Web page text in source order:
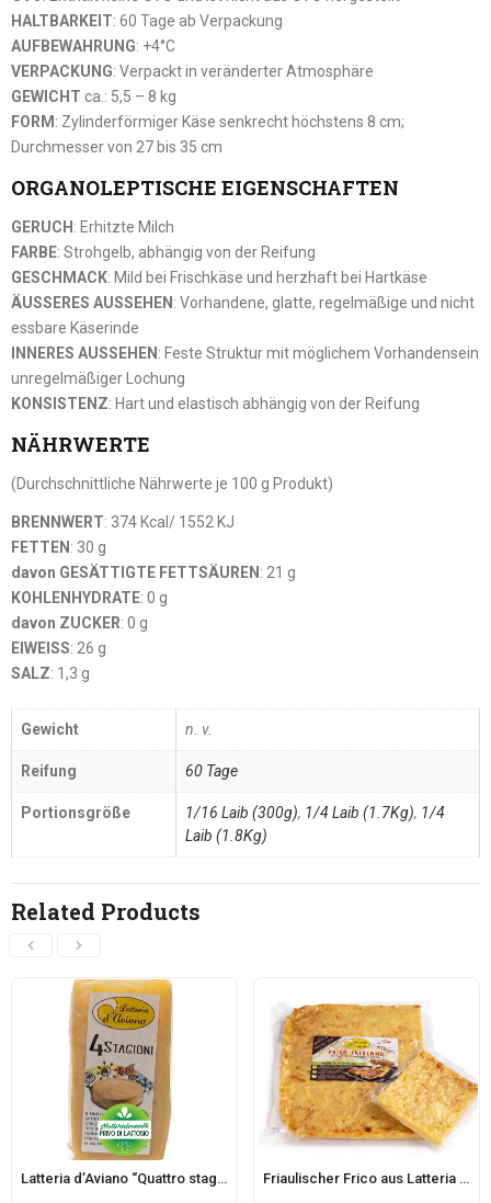
HALTBARKEIT: 60 Tage ab Verpackung
AUFBEWAHRUNG: +4°C
VERPACKUNG: Verpackt in veränderter Atmosphäre
GEWICHT ca.: 5,5 – 8 kg
FORM : Zylinderförmiger Käse senkrecht höchstens 8 cm;
Durchmesser von 27 bis 35 cm
ORGANOLEPTISCHE EIGENSCHAFTEN
GERUCH : Erhitzte Milch
FARBE: Strohgelb, abhängig von der Reifung
GESCHMACK: Mild bei Frischkäse und herzhaft bei Hartkäse
ÄUSSERES AUSSEHEN : Vorhandene, glatte, regelmäßige und nicht
essbare Käserinde
INNERES AUSSEHEN : Feste Struktur mit möglichem Vorhandensein
unregelmäßiger Lochung
KONSISTENZ: Hart und elastisch abhängig von der Reifung
NÄHRWERTE
(Durchschnittliche Nährwerte je 100 g Produkt)
BRENNWERT: 374 Kcal/ 1552 KJ
FETTEN : 30 g
davon GESÄTTIGTE FETTSÄUREN : 21 g
KOHLENHYDRATE: 0 g
davon ZUCKER: 0 g
EIWEISS: 26 g
SALZ: 1,3 g
Gewicht n. v.
Reifung 60 Tage
Portionsgröße 1/16 Laib (300g), 1/4 Laib (1.7Kg), 1/4
Laib (1.8Kg)
Related Products
Latteria d’Aviano “Quattro stagioni” Käse Friaulischer Frico aus Latteria d’Aviano, im Familienformat